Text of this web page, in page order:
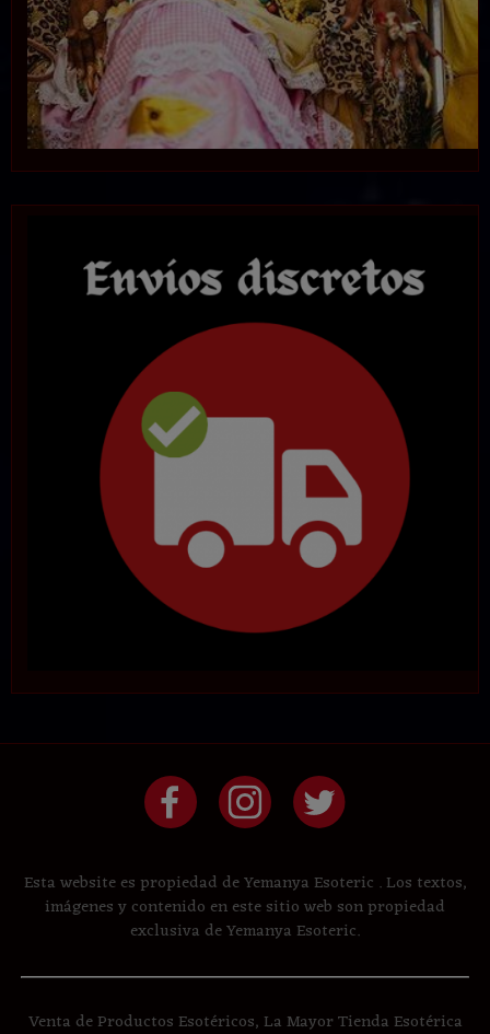
Esta website es propiedad de Yemanya Esoteric . Los textos,
imágenes y contenido en este sitio web son propiedad
exclusiva de Yemanya Esoteric.
Venta de Productos Esotéricos, La Mayor Tienda Esotérica